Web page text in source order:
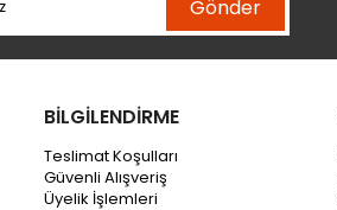
Gönder
BİLGİLENDİRME
Teslimat Koşulları
Güvenli Alışveriş
Üyelik İşlemleri